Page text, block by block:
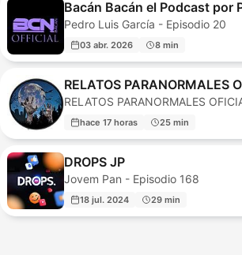
Bacán Bacán el Podcast por
Pedro Luis García - Episodio 20
03 abr. 2026 8 min
RELATOS PARANORMALES
RELATOS PARANORMALES
hace 17 horas 25 min
DROPS JP
Jovem Pan - Episodio 168
18 jul. 2024 29 min